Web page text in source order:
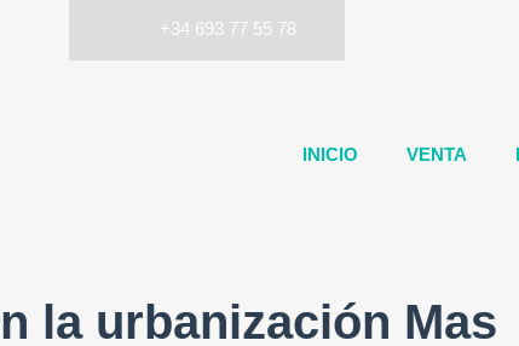
+34 693 77 55 78
INICIO VENTA
la urbanización Mas